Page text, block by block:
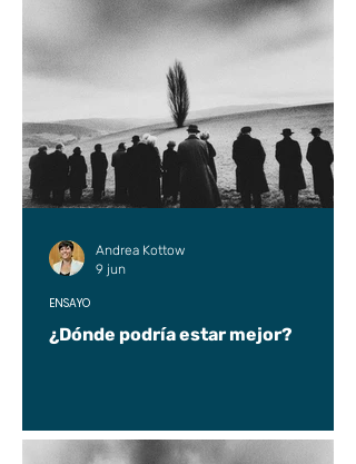
¿Dónde podría estar mejor?
ENSAYO
Andrea Kottow
9 jun